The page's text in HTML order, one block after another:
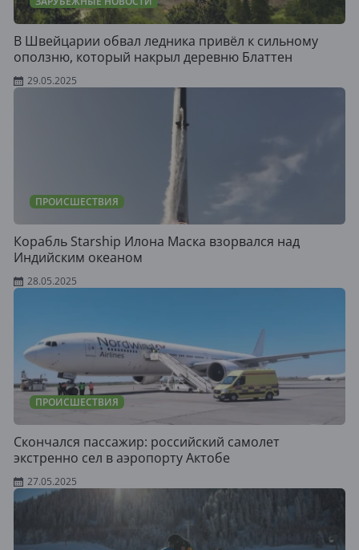
В Швейцарии обвал ледника привёл к сильному
оползню, который накрыл деревню Блаттен
29.05.2025
ПРОИСШЕСТВИЯ
Корабль Starship Илона Маска взорвался над
Индийским океаном
28.05.2025
ПРОИСШЕСТВИЯ
Скончался пассажир: российский самолет
экстренно сел в аэропорту Актобе
27.05.2025